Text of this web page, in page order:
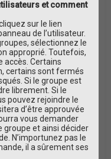
et comment
sur le lien
de l’utilisateur.
sélectionnez le
approprié. Toutefois,
accès. Certains
certains sont fermés
Si le groupe est
librement. Si le
pouvez rejoindre le
d’être approuvée
vous demander
groupe et ainsi décider
N’importunez pas le
il a sûrement ses